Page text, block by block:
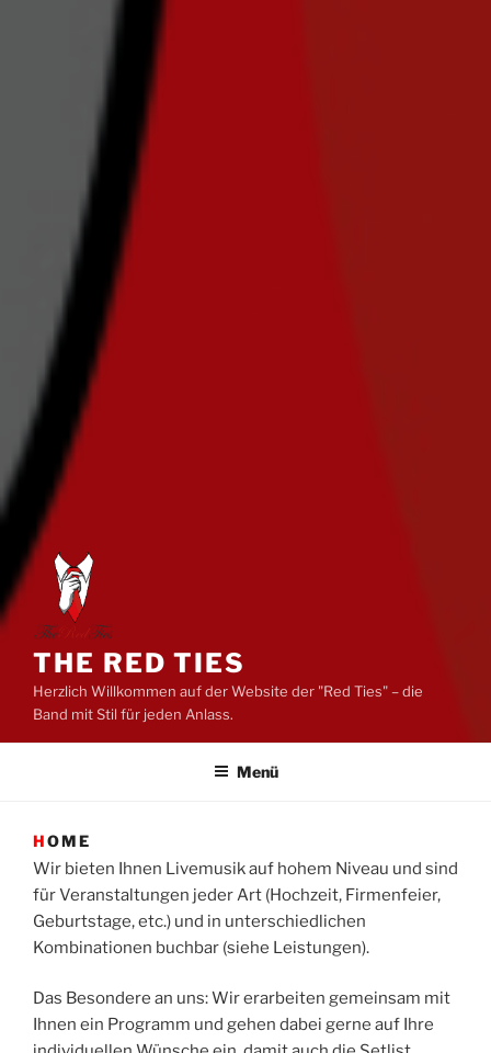
THE RED TIES
Herzlich Willkommen auf der Website der "Red Ties" – die
Band mit Stil für jeden Anlass.
Menü
HOME
Wir bieten Ihnen Livemusik auf hohem Niveau und sind
für Veranstaltungen jeder Art (Hochzeit, Firmenfeier,
Geburtstage, etc.) und in unterschiedlichen
Kombinationen buchbar (siehe Leistungen).
Das Besondere an uns: Wir erarbeiten gemeinsam mit
Ihnen ein Programm und gehen dabei gerne auf Ihre